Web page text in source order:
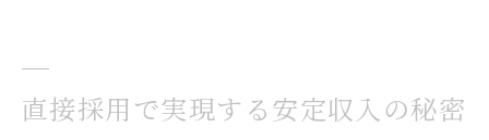
直接採用で実現する安定収入の秘密